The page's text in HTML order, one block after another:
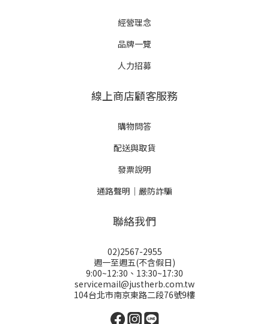
經營理念
品牌一覽
人力招募
線上商店顧客服務
購物問答
配送與取貨
發票說明
通路聲明｜嚴防詐騙
聯絡我們
02)2567-2955
週一至週五(不含假日)
9:00~12:30、13:30~17:30
servicemail@justherb.com.tw
104台北市南京東路二段76號9樓